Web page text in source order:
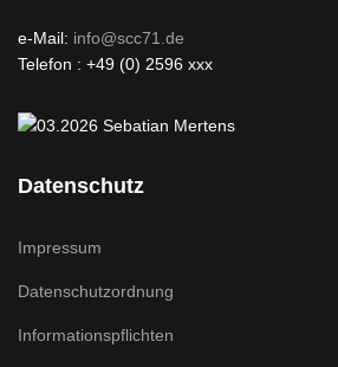
e-Mail: info@scc71.de
Telefon : +49 (0) 2596 xxx
Datenschutz
Impressum
Datenschutzordnung
Informationspflichten